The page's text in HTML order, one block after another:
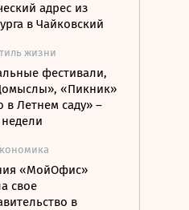
адрес из
в Чайковский
жизни
фестивали,
«Пикник»
в Летнем саду» –
«МойОфис»
свое
в